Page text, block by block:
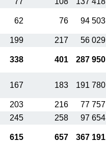
62 76 94 503
199 217 56 029
338 401 287 950
167 183 191 780
203 216 77 757
245 258 97 654
615 657 367 191